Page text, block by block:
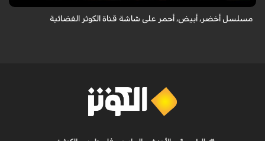
مسلسل أخضر، أبيض، أحمر على شاشة قناة الكوثر الفضائية